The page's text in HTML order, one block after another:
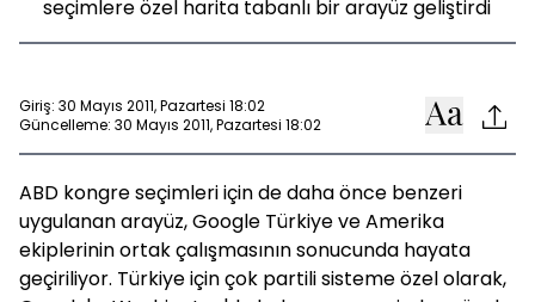
seçimlere özel harita tabanlı bir arayüz geliştirdi
Giriş: 30 Mayıs 2011, Pazartesi 18:02
Güncelleme: 30 Mayıs 2011, Pazartesi 18:02
ABD kongre seçimleri için de daha önce benzeri
uygulanan arayüz, Google Türkiye ve Amerika
ekiplerinin ortak çalışmasının sonucunda hayata
geçiriliyor. Türkiye için çok partili sisteme özel olarak,